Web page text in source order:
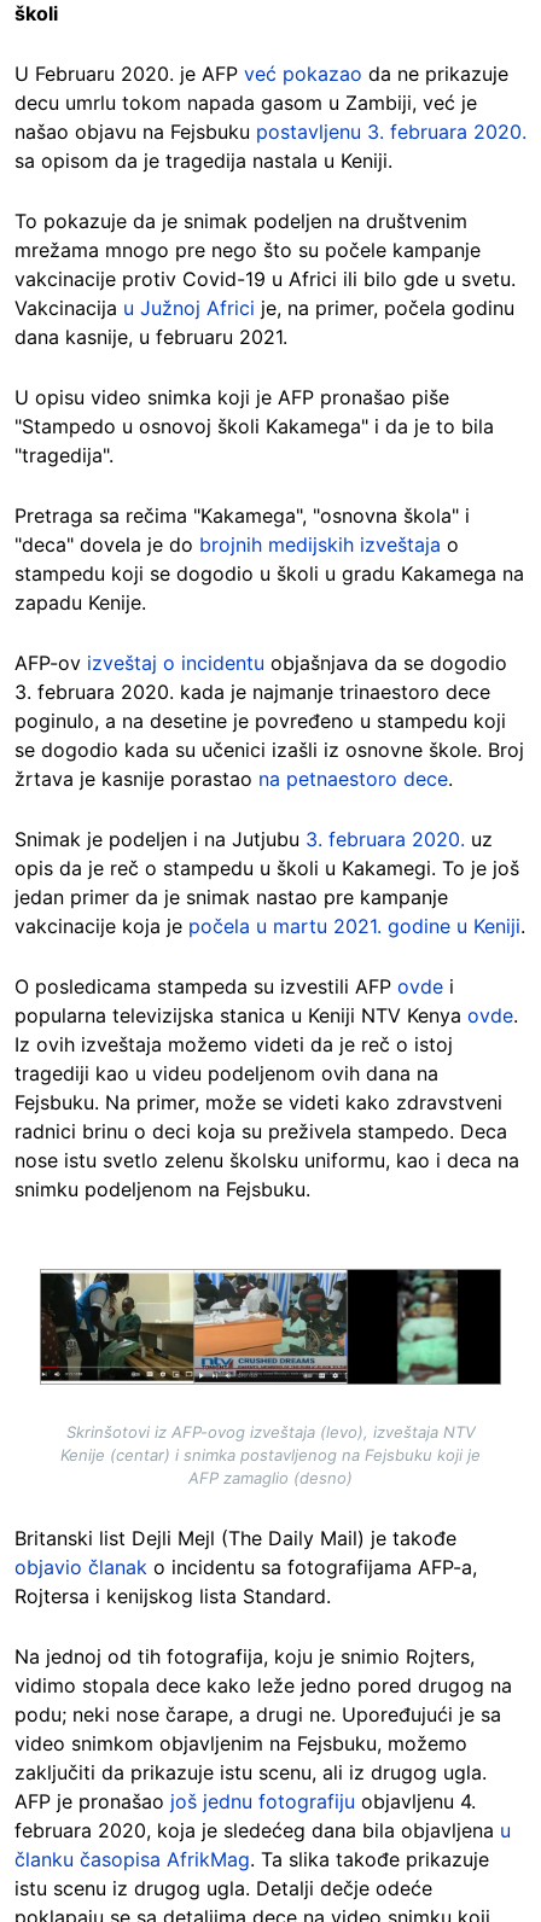
školi
U Februaru 2020. je AFP već pokazao da ne prikazuje
decu umrlu tokom napada gasom u Zambiji, već je
našao objavu na Fejsbuku postavljenu 3. februara 2020.
sa opisom da je tragedija nastala u Keniji.
To pokazuje da je snimak podeljen na društvenim
mrežama mnogo pre nego što su počele kampanje
vakcinacije protiv Covid-19 u Africi ili bilo gde u svetu.
Vakcinacija u Južnoj Africi je, na primer, počela godinu
dana kasnije, u februaru 2021.
U opisu video snimka koji je AFP pronašao piše
"Stampedo u osnovoj školi Kakamega" i da je to bila
"tragedija".
Pretraga sa rečima "Kakamega", "osnovna škola" i
"deca" dovela je do brojnih medijskih izveštaja o
stampedu koji se dogodio u školi u gradu Kakamega na
zapadu Kenije.
AFP-ov izveštaj o incidentu objašnjava da se dogodio
3. februara 2020. kada je najmanje trinaestoro dece
poginulo, a na desetine je povređeno u stampedu koji
se dogodio kada su učenici izašli iz osnovne škole. Broj
žrtava je kasnije porastao na petnaestoro dece.
Snimak je podeljen i na Jutjubu 3. februara 2020. uz
opis da je reč o stampedu u školi u Kakamegi. To je još
jedan primer da je snimak nastao pre kampanje
vakcinacije koja je počela u martu 2021. godine u Keniji.
O posledicama stampeda su izvestili AFP ovde i
popularna televizijska stanica u Keniji NTV Kenya ovde.
Iz ovih izveštaja možemo videti da je reč o istoj
tragediji kao u videu podeljenom ovih dana na
Fejsbuku. Na primer, može se videti kako zdravstveni
radnici brinu o deci koja su preživela stampedo. Deca
nose istu svetlo zelenu školsku uniformu, kao i deca na
snimku podeljenom na Fejsbuku.
Image
Skrinšotovi iz AFP-ovog izveštaja (levo), izveštaja NTV
Kenije (centar) i snimka postavljenog na Fejsbuku koji je
AFP zamaglio (desno)
Britanski list Dejli Mejl (The Daily Mail) je takođe
objavio članak o incidentu sa fotografijama AFP-a,
Rojtersa i kenijskog lista Standard.
Na jednoj od tih fotografija, koju je snimio Rojters,
vidimo stopala dece kako leže jedno pored drugog na
podu; neki nose čarape, a drugi ne. Upoređujući je sa
video snimkom objavljenim na Fejsbuku, možemo
zaključiti da prikazuje istu scenu, ali iz drugog ugla.
AFP je pronašao još jednu fotografiju objavljenu 4.
februara 2020, koja je sledećeg dana bila objavljena u
članku časopisa AfrikMag. Ta slika takođe prikazuje
istu scenu iz drugog ugla. Detalji dečje odeće
poklapaju se sa detaljima dece na video snimku koji